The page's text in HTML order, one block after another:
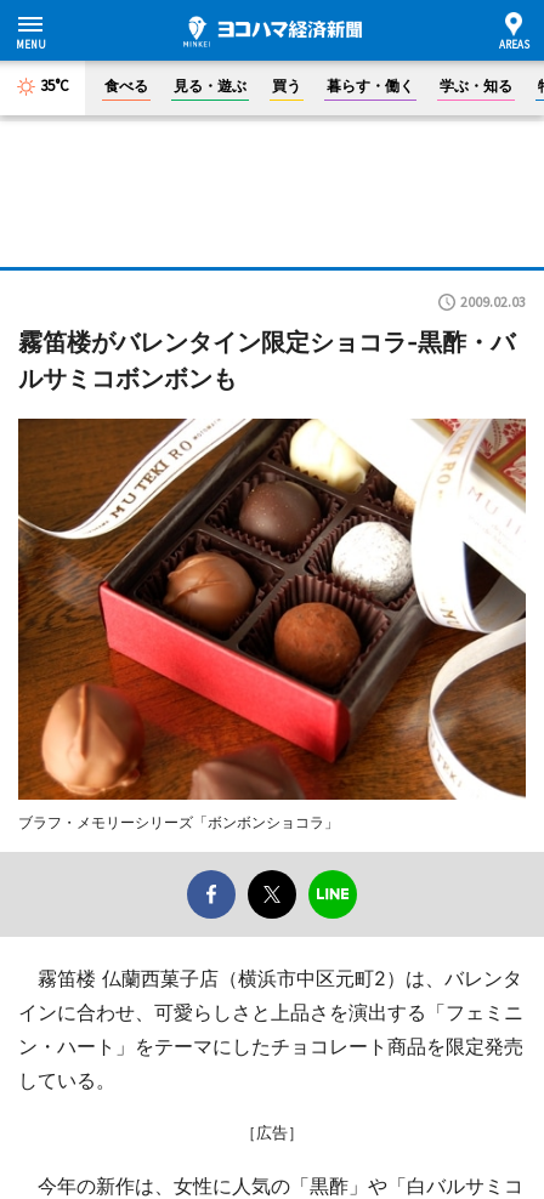
35°C 食べる 見る・遊ぶ 買う 暮らす・働く 学ぶ・知る
2009.02.03
霧笛楼がバレンタイン限定ショコラ-黒酢・バ
ルサミコボンボンも
ブラフ・メモリーシリーズ「ボンボンショコラ」
霧笛楼 仏蘭西菓子店（横浜市中区元町2）は、バレンタ
インに合わせ、可愛らしさと上品さを演出する「フェミニ
ン・ハート」をテーマにしたチョコレート商品を限定発売
している。
［広告］
今年の新作は、女性に人気の「黒酢」や「白バルサミコ